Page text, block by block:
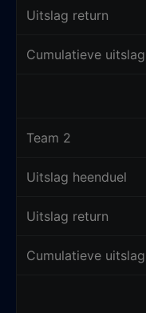
Uitslag return
Cumulatieve uitslag
Team 2
Uitslag heenduel
Uitslag return
Cumulatieve uitslag